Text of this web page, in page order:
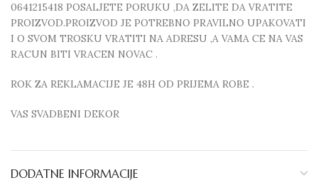
0641215418 POSALJETE PORUKU ,DA ZELITE DA VRATITE
PROIZVOD.PROIZVOD JE POTREBNO PRAVILNO UPAKOVATI
I O SVOM TROSKU VRATITI NA ADRESU ,A VAMA CE NA VAS
RACUN BITI VRACEN NOVAC .
ROK ZA REKLAMACIJE JE 48H OD PRIJEMA ROBE .
VAS SVADBENI DEKOR
DODATNE INFORMACIJE